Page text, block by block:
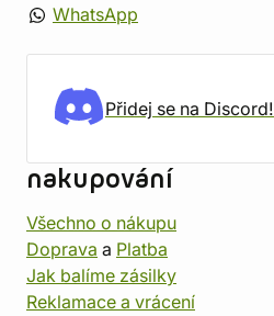
WhatsApp
Přidej se na Discord!
nakupování
Všechno o nákupu
Doprava a Platba
Jak balíme zásilky
Reklamace a vrácení